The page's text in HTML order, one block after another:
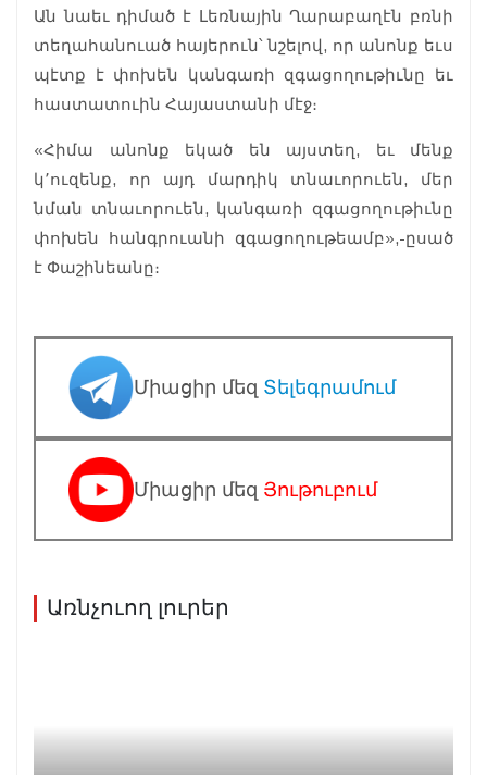
Ան նաեւ դիմած է Լեռնային Ղարաբաղէն բռնի
տեղահանուած հայերուն՝ նշելով, որ անոնք եւս
պէտք է փոխեն կանգառի զգացողութիւնը եւ
հաստատուին Հայաստանի մէջ։
«Հիմա անոնք եկած են այստեղ, եւ մենք
կ՚ուզենք, որ այդ մարդիկ տնաւորուեն, մեր
նման տնաւորուեն, կանգառի զգացողութիւնը
փոխեն հանգրուանի զգացողութեամբ»,-ըսած
է Փաշինեանը։
Միացիր մեզ Տելեգրամում
Միացիր մեզ Յութուբում
Առնչուող լուրեր